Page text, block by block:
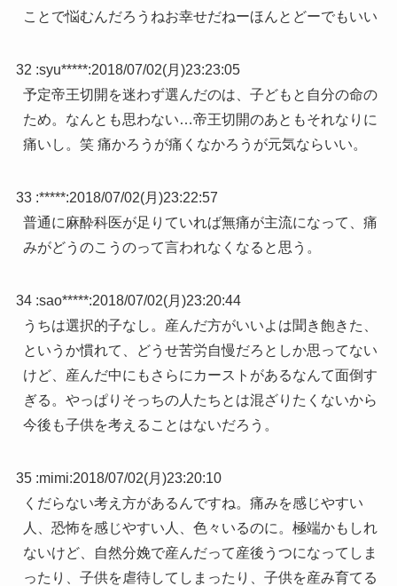
ことで悩むんだろうねお幸せだねーほんとどーでもいい
32 :syu*****:2018/07/02(月)23:23:05
予定帝王切開を迷わず選んだのは、子どもと自分の命の
ため。なんとも思わない…帝王切開のあともそれなりに
痛いし。笑 痛かろうが痛くなかろうが元気ならいい。
33 :*****:2018/07/02(月)23:22:57
普通に麻酔科医が足りていれば無痛が主流になって、痛
みがどうのこうのって言われなくなると思う。
34 :sao*****:2018/07/02(月)23:20:44
うちは選択的子なし。産んだ方がいいよは聞き飽きた、
というか慣れて、どうせ苦労自慢だろとしか思ってない
けど、産んだ中にもさらにカーストがあるなんて面倒す
ぎる。やっぱりそっちの人たちとは混ざりたくないから
今後も子供を考えることはないだろう。
35 :mimi:2018/07/02(月)23:20:10
くだらない考え方があるんですね。痛みを感じやすい
人、恐怖を感じやすい人、色々いるのに。極端かもしれ
ないけど、自然分娩で産んだって産後うつになってしま
ったり、子供を虐待してしまったり、子供を産み育てる